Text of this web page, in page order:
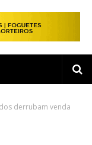
derrubam venda